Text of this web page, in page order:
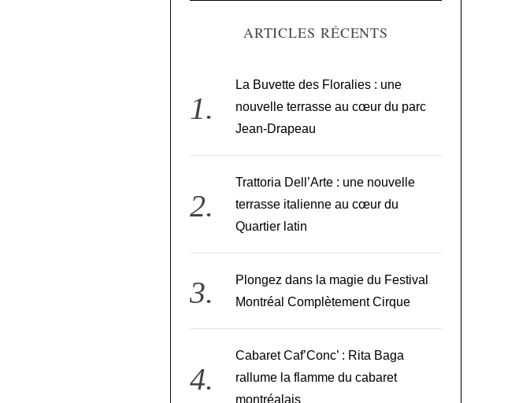
ARTICLES RÉCENTS
La Buvette des Floralies : une
nouvelle terrasse au cœur du parc
Jean-Drapeau
Trattoria Dell’Arte : une nouvelle
terrasse italienne au cœur du
Quartier latin
Plongez dans la magie du Festival
Montréal Complètement Cirque
Cabaret Caf’Conc’ : Rita Baga
rallume la flamme du cabaret
montréalais